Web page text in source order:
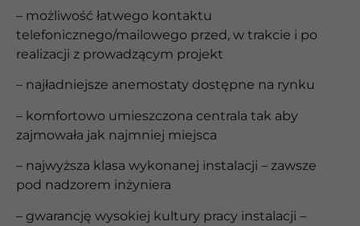
– możliwość łatwego kontaktu
telefonicznego/mailowego przed, w trakcie i po
realizacji z prowadzącym projekt
– najładniejsze anemostaty dostępne na rynku
– komfortowo umieszczona centrala tak aby
zajmowała jak najmniej miejsca
– najwyższa klasa wykonanej instalacji – zawsze
pod nadzorem inżyniera
– gwarancję wysokiej kultury pracy instalacji –